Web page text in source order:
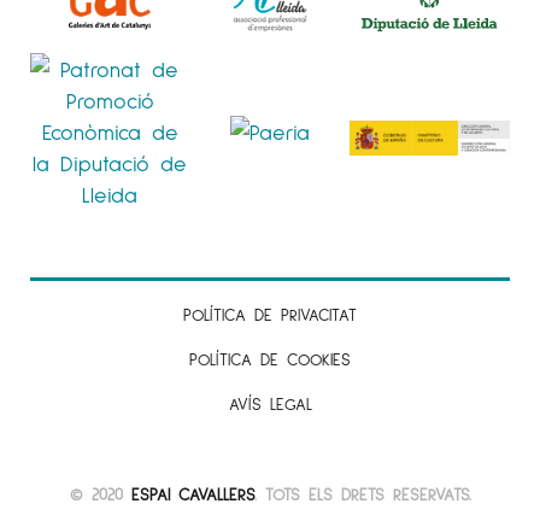
POLÍTICA DE PRIVACITAT
POLÍTICA DE COOKIES
AVÍS LEGAL
© 2020 ESPAI CAVALLERS. TOTS ELS DRETS RESERVATS.